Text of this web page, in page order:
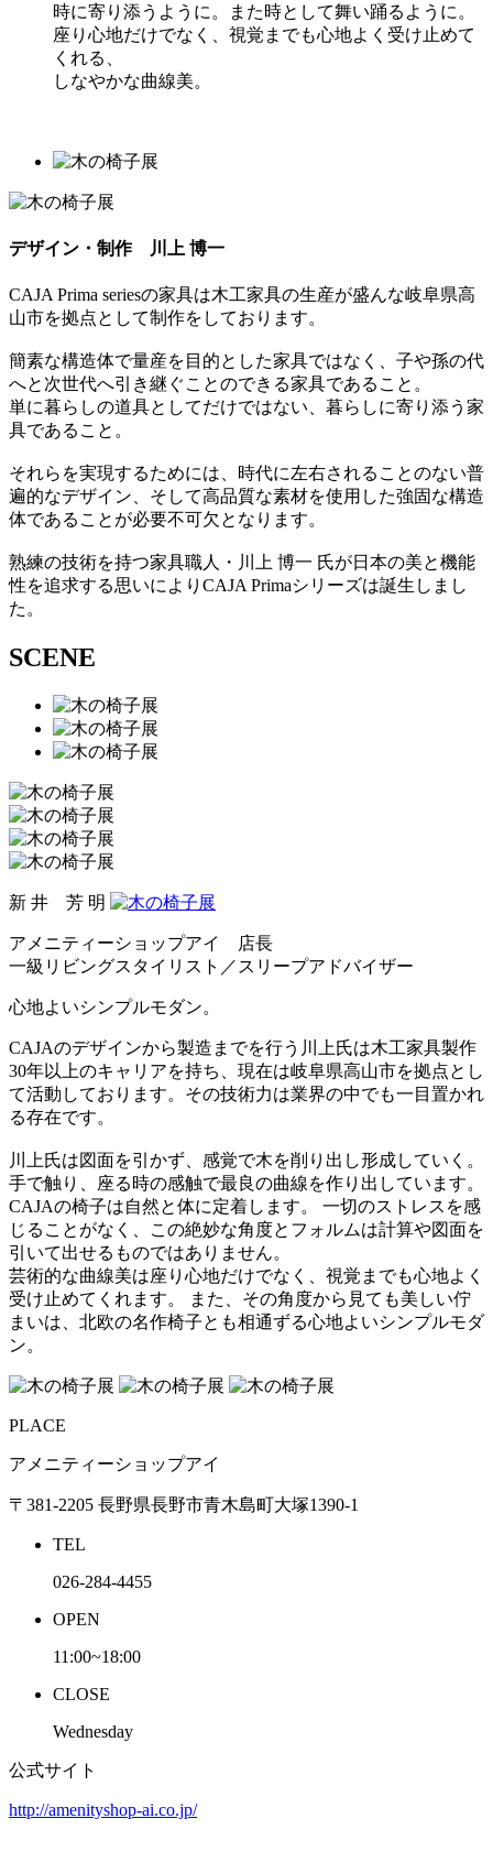
時に寄り添うように。また時として舞い踊るように。
座り心地だけでなく、視覚までも心地よく受け止めて
くれる、
しなやかな曲線美。
デザイン・制作 川上 博一
CAJA Prima seriesの家具は木工家具の生産が盛んな岐阜県高
山市を拠点として制作をしております。
簡素な構造体で量産を目的とした家具ではなく、子や孫の代
へと次世代へ引き継ぐことのできる家具であること。
単に暮らしの道具としてだけではない、暮らしに寄り添う家
具であること。
それらを実現するためには、時代に左右されることのない普
遍的なデザイン、そして高品質な素材を使用した強固な構造
体であることが必要不可欠となります。
熟練の技術を持つ家具職人・川上 博一 氏が日本の美と機能
性を追求する思いによりCAJA Primaシリーズは誕生しまし
た。
SCENE
新 井 芳 明
アメニティーショップアイ 店長
一級リビングスタイリスト／スリープアドバイザー
心地よいシンプルモダン。
CAJAのデザインから製造までを行う川上氏は木工家具製作
30年以上のキャリアを持ち、現在は岐阜県高山市を拠点とし
て活動しております。その技術力は業界の中でも一目置かれ
る存在です。
川上氏は図面を引かず、感覚で木を削り出し形成していく。
手で触り、座る時の感触で最良の曲線を作り出しています。
CAJAの椅子は自然と体に定着します。 一切のストレスを感
じることがなく、この絶妙な角度とフォルムは計算や図面を
引いて出せるものではありません。
芸術的な曲線美は座り心地だけでなく、視覚までも心地よく
受け止めてくれます。 また、その角度から見ても美しい佇
まいは、北欧の名作椅子とも相通ずる心地よいシンプルモダ
ン。
PLACE
アメニティーショップアイ
〒381-2205 長野県長野市青木島町大塚1390-1
TEL
026-284-4455
OPEN
11:00~18:00
CLOSE
Wednesday
公式サイト
http://amenityshop-ai.co.jp/